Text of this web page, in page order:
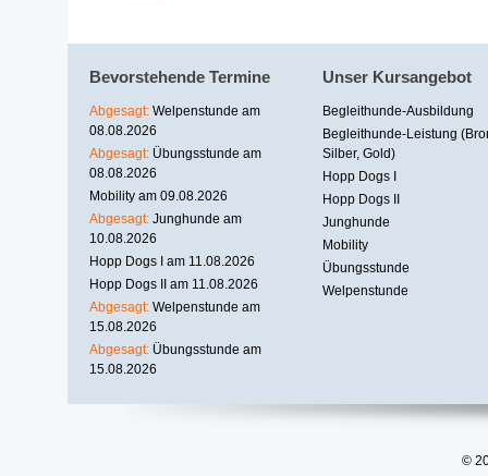
Bevorstehende Termine
Abgesagt: Welpenstunde am
08.08.2026
Abgesagt: Übungsstunde am
08.08.2026
Mobility am 09.08.2026
Abgesagt: Junghunde am
10.08.2026
Hopp Dogs I am 11.08.2026
Hopp Dogs II am 11.08.2026
Abgesagt: Welpenstunde am
15.08.2026
Abgesagt: Übungsstunde am
15.08.2026
Unser Kursangebot
Begleithunde-Ausbildung
Begleithunde-Leistung
Silber, Gold)
Hopp Dogs I
Hopp Dogs II
Junghunde
Mobility
Übungsstunde
Welpenstunde
©